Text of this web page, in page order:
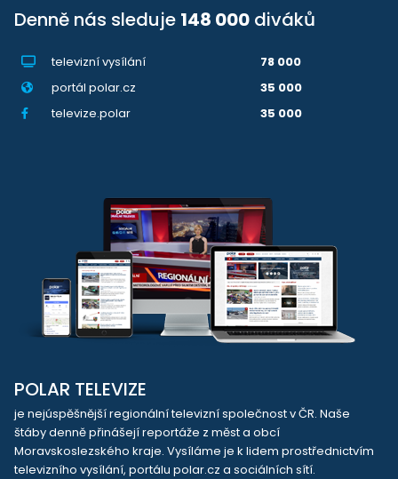
Denně nás sleduje 148 000 diváků
televizní vysílání
78 000
portál polar.cz
35 000
televize.polar
35 000
POLAR TELEVIZE
je nejúspěšnější regionální televizní společnost v ČR. Naše
štáby denně přinášejí reportáže z měst a obcí
Moravskoslezského kraje. Vysíláme je k lidem prostřednictvím
televizního vysílání, portálu polar.cz a sociálních sítí.